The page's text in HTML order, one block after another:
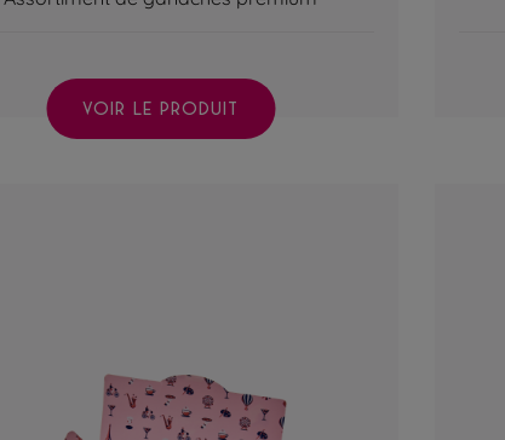
VOIR LE PRODUIT